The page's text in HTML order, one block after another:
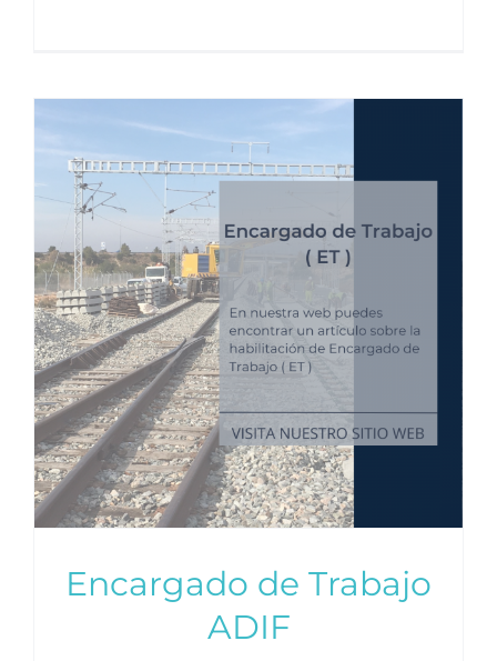
Encargado de Trabajo
ADIF